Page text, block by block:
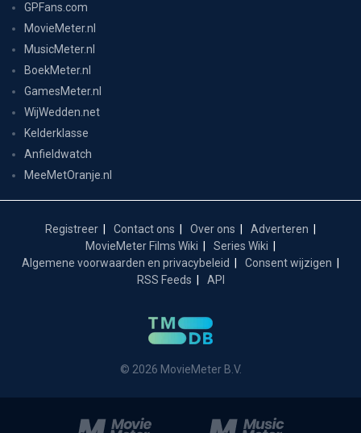
GPFans.com
MovieMeter.nl
MusicMeter.nl
BoekMeter.nl
GamesMeter.nl
WijWedden.net
Kelderklasse
Anfieldwatch
MeeMetOranje.nl
Registreer Contact ons Over ons
Adverteren
MovieMeter Films Wiki
Series Wiki
Algemene voorwaarden en privacybeleid
Consent wijzigen
RSS Feeds
API
© 2026 MovieMeter B.V.